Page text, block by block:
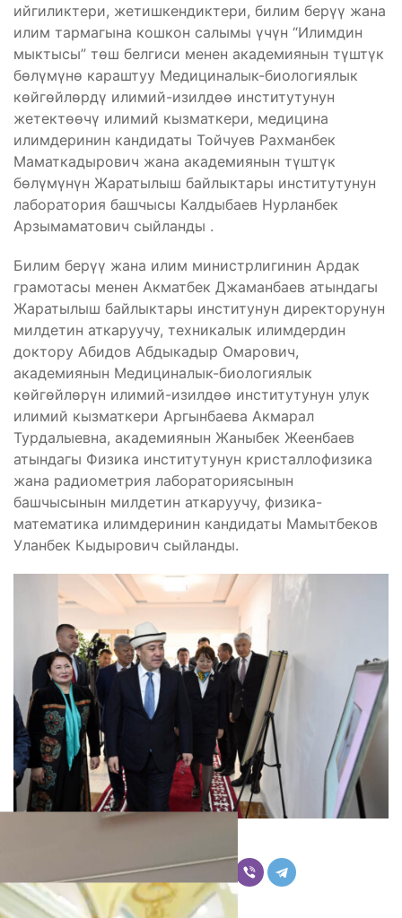
ийгиликтери, жетишкендиктери, билим берүү жана
илим тармагына кошкон салымы үчүн “Илимдин
мыктысы” төш белгиси менен академиянын түштүк
бөлүмүнө караштуу Медициналык-биологиялык
көйгөйлөрдү илимий-изилдөө институтунун
жетектөөчү илимий кызматкери, медицина
илимдеринин кандидаты Тойчуев Рахманбек
Маматкадырович жана академиянын түштүк
бөлүмүнүн Жаратылыш байлыктары институтунун
лаборатория башчысы Калдыбаев Нурланбек
Арзымаматович сыйланды .
Билим берүү жана илим министрлигинин Ардак
грамотасы менен Акматбек Джаманбаев атындагы
Жаратылыш байлыктары институнун директорунун
милдетин аткаруучу, техникалык илимдердин
доктору Абидов Абдыкадыр Омарович,
академиянын Медициналык-биологиялык
көйгөйлөрүн илимий-изилдөө институтунун улук
илимий кызматкери Аргынбаева Акмарал
Турдалыевна, академиянын Жаныбек Жеенбаев
атындагы Физика институтунун кристаллофизика
жана радиометрия лабораториясынын
башчысынын милдетин аткаруучу, физика-
математика илимдеринин кандидаты Мамытбеков
Уланбек Кыдырович сыйланды.
Комментарийлер